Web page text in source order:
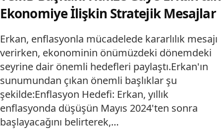
Ekonomiye İlişkin Stratejik Mesajlar
Erkan, enflasyonla mücadelede kararlılık mesajı
verirken, ekonominin önümüzdeki dönemdeki
seyrine dair önemli hedefleri paylaştı.Erkan'ın
sunumundan çıkan önemli başlıklar şu
şekilde:Enflasyon Hedefi: Erkan, yıllık
enflasyonda düşüşün Mayıs 2024'ten sonra
başlayacağını belirterek,…